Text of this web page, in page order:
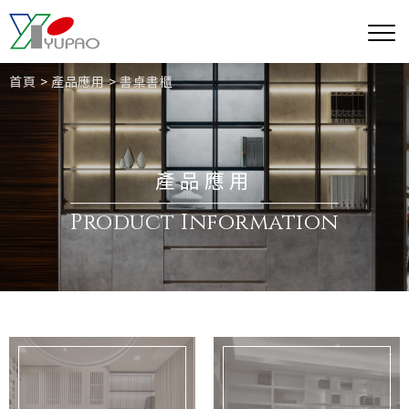
首頁 產品應用 書桌書櫃
產品應用
Product Information